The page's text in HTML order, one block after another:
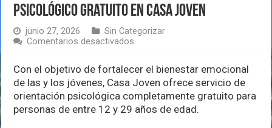
psicológico gratuito en Casa Joven
junio 27, 2026
Sin Categorizar
Comentarios desactivados
cuentan
con
apoyo
psicológico
gratuito
Con el objetivo de fortalecer el bienestar emocional
de las y los jóvenes, Casa Joven ofrece servicio de
orientación psicológica completamente gratuito para
personas de entre 12 y 29 años de edad.